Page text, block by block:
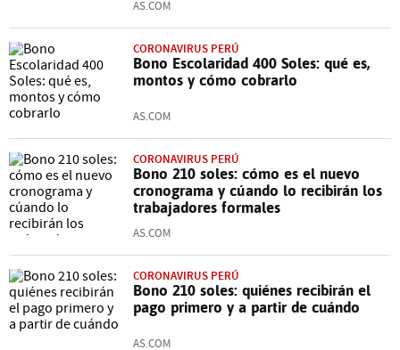
AS.COM
CORONAVIRUS PERÚ
Bono Escolaridad 400 Soles: qué es,
montos y cómo cobrarlo
AS.COM
CORONAVIRUS PERÚ
Bono 210 soles: cómo es el nuevo
cronograma y cúando lo recibirán los
trabajadores formales
AS.COM
CORONAVIRUS PERÚ
Bono 210 soles: quiénes recibirán el
pago primero y a partir de cuándo
AS.COM